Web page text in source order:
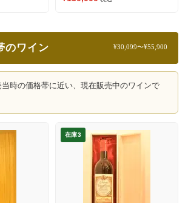
のワイン ¥30,099〜¥55,900
当時の価格帯に近い、現在販売中のワインで
在庫3